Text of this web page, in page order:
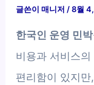
글쓴이매니저 /8월
한국인 운영 민박
비용과 서비스
편리함이 있지